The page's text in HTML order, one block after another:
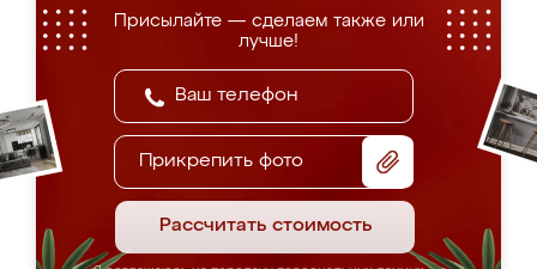
Присылайте — сделаем также или
лучше!
Прикрепить фото
Рассчитать стоимость